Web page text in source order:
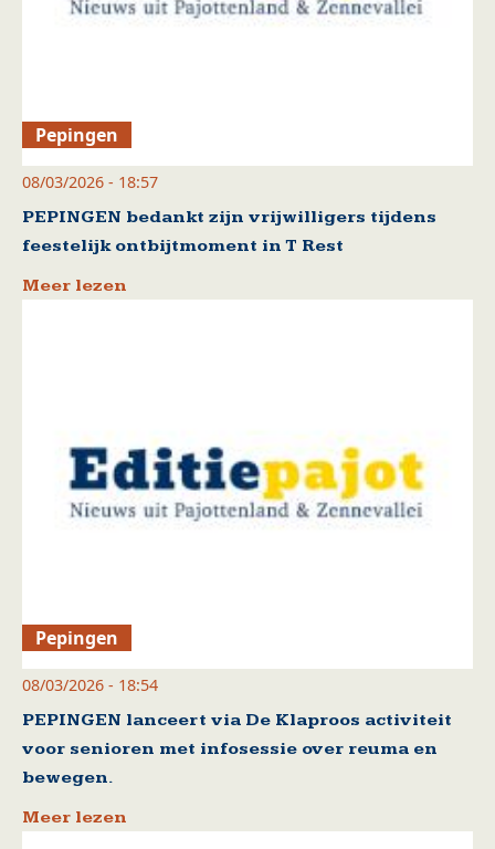
Pepingen
08/03/2026 - 18:57
PEPINGEN bedankt zijn vrijwilligers tijdens
feestelijk ontbijtmoment in T Rest
Meer lezen
Pepingen
08/03/2026 - 18:54
PEPINGEN lanceert via De Klaproos activiteit
voor senioren met infosessie over reuma en
bewegen.
Meer lezen